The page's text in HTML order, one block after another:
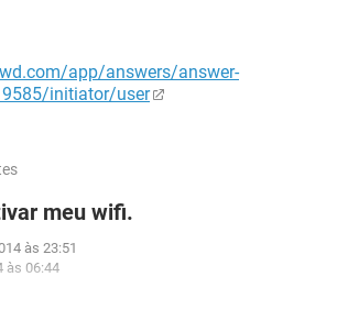
app/answers/answer-
initiator/user
meu wifi.
às 23:51
às 06:44